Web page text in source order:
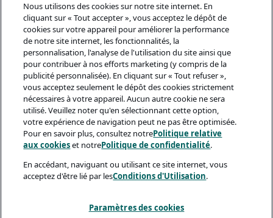
Nous utilisons des cookies sur notre site internet. En
cliquant sur « Tout accepter », vous acceptez le dépôt de
cookies sur votre appareil pour améliorer la performance
de notre site internet, les fonctionnalités, la
personnalisation, l'analyse de l'utilisation du site ainsi que
pour contribuer à nos efforts marketing (y compris de la
publicité personnalisée). En cliquant sur « Tout refuser »,
vous acceptez seulement le dépôt des cookies strictement
nécessaires à votre appareil. Aucun autre cookie ne sera
utilisé. Veuillez noter qu'en sélectionnant cette option,
votre expérience de navigation peut ne pas être optimisée.
Pour en savoir plus, consultez notrePolitique relative
aux cookieset notrePolitique de confidentialité.
En accédant, naviguant ou utilisant ce site internet, vous
acceptez d'être lié par lesConditions d'Utilisation.
Paramètres des cookies